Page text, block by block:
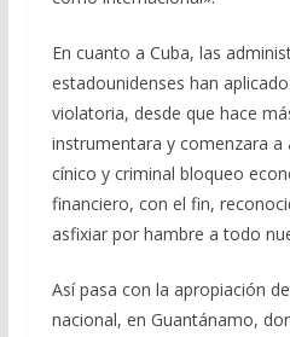
En cuanto a Cuba, las
estadounidenses han
violatoria, desde que hace
instrumentara y comenzara a
cínico y criminal bloqueo
financiero, con el fin,
asfixiar por hambre a todo
Así pasa con la apropiación
nacional, en Guantánamo,